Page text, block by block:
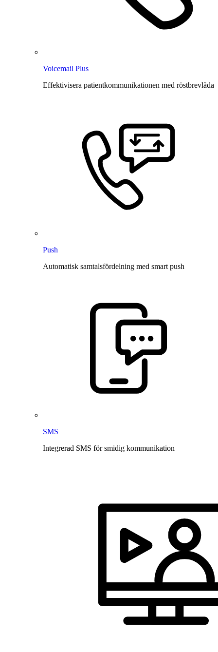
Voicemail Plus
Effektivisera patientkommunikationen med röstbrevlåda
Push
Automatisk samtalsfördelning med smart push
SMS
Integrerad SMS för smidig kommunikation